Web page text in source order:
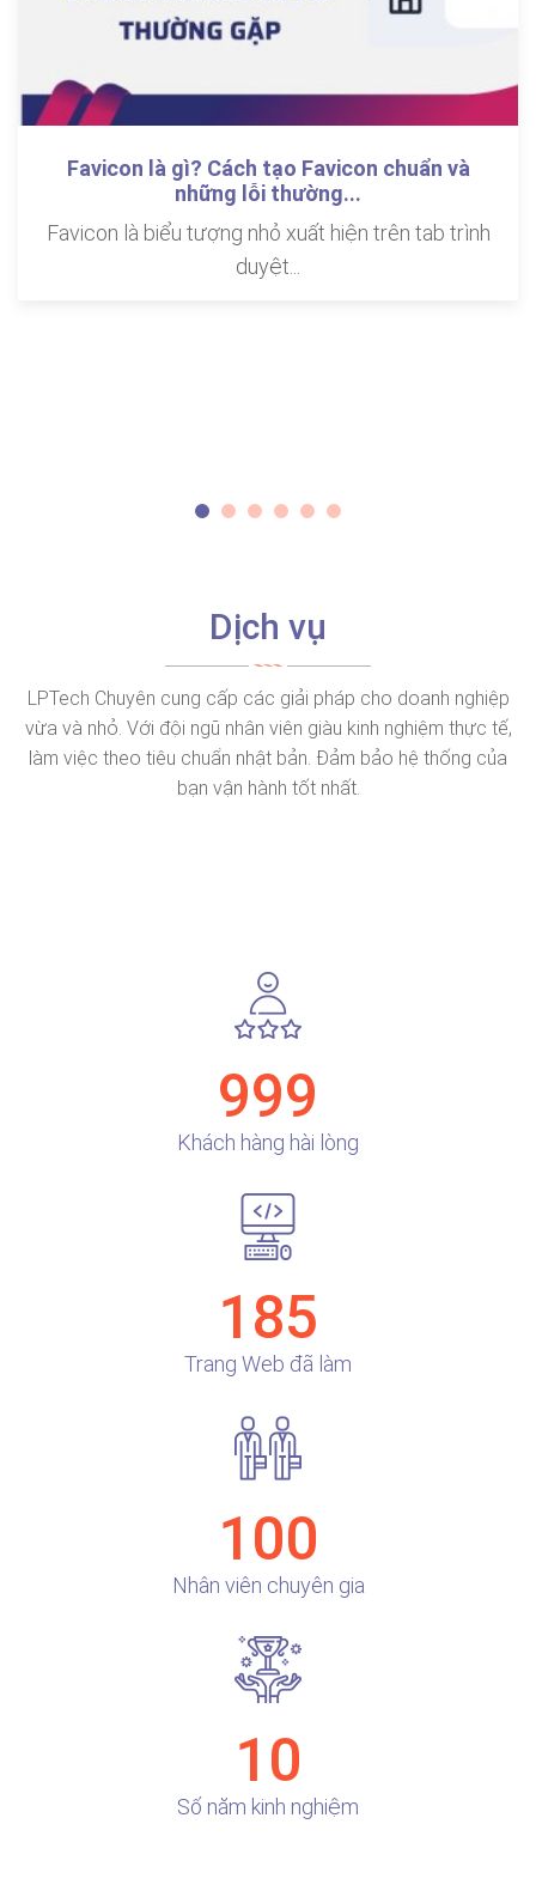
Favicon là gì? Cách tạo Favicon chuẩn và
những lỗi thường...
Favicon là biểu tượng nhỏ xuất hiện trên tab trình
duyệt...
Dịch vụ
LPTech Chuyên cung cấp các giải pháp cho doanh nghiệp
vừa và nhỏ. Với đội ngũ nhân viên giàu kinh nghiệm thực tế,
làm việc theo tiêu chuẩn nhật bản. Đảm bảo hệ thống của
bạn vận hành tốt nhất.
999
Khách hàng hài lòng
185
Trang Web đã làm
100
Nhân viên chuyên gia
10
Số năm kinh nghiệm